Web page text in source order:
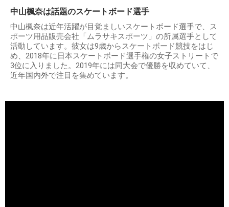
中山楓奈は話題のスケートボード選手
中山楓奈は近年活躍が目覚ましいスケートボード選手で、ス
ポーツ用品販売会社「ムラサキスポーツ」の所属選手として
活動しています。彼女は9歳からスケートボード競技をはじ
め、2018年に日本スケートボード選手権の女子ストリートで
3位に入りました。2019年には同大会で優勝を収めていて、
近年国内外で注目を集めています。